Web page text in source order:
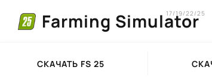
Farming Simulator
17/19/22/25
СКАЧАТЬ FS 25